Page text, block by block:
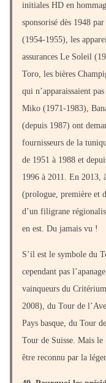
initiales HD en
sponsorisé dès 1948
(1954-1955), les
assurances Le Soleil
Toro, les bières
qui n’apparaissaient
Miko (1971-1983),
(depuis 1987) ont
fournisseurs de la
de 1951 à 1988 et
1996 à 2011. En 2013,
(prologue, première et
d’un filigrane
en est. Du jamais vu !
S’il est le symbole du
cependant pas
vainqueurs du
2008), du Tour de
Pays basque, du Tour
Tour de Suisse. Mais le
être reconnu par la